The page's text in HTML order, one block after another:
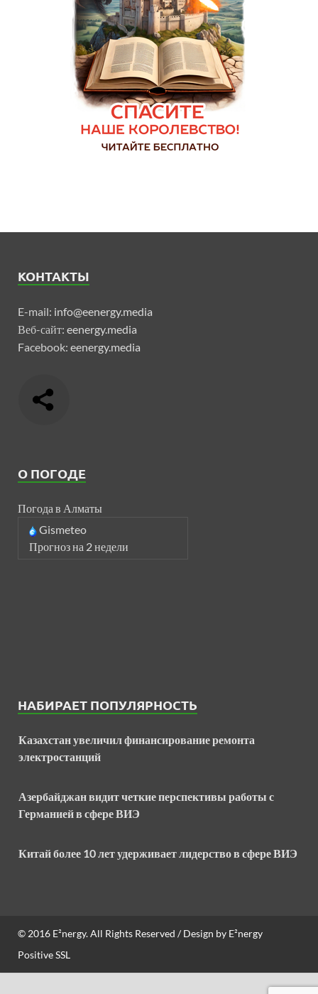
КОНТАКТЫ
E-mail: info@eenergy.media
Веб-сайт: eenergy.media
Facebook: eenergy.media
О ПОГОДЕ
Погода в Алматы
Gismeteo
Прогноз на 2 недели
НАБИРАЕТ ПОПУЛЯРНОСТЬ
Казахстан увеличил финансирование ремонта
электростанций
Азербайджан видит четкие перспективы работы с
Германией в сфере ВИЭ
Китай более 10 лет удерживает лидерство в сфере ВИЭ
© 2016 E²nergy. All Rights Reserved / Design by E²nergy
Positive SSL